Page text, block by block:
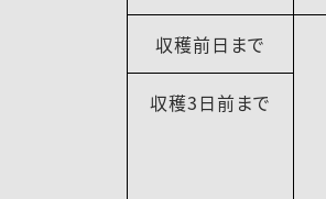
収穫前日まで
収穫3日前まで